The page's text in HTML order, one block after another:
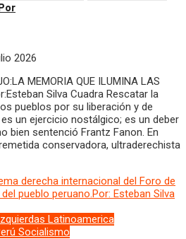
2026
MEMORIA QUE ILUMINA LAS
Silva Cuadra Rescatar la
pueblos por su liberación y de
un ejercicio nostálgico; es un deber
bien sentenció Frantz Fanon. En
conservadora, ultraderechista
Latinoamerica
Socialismo